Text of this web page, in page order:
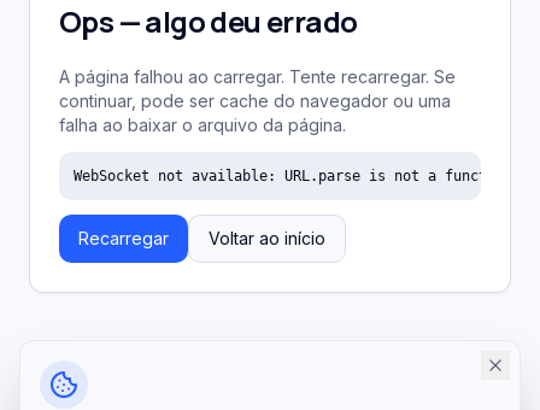
Ops — algo deu errado
A página falhou ao carregar. Tente recarregar. Se
continuar, pode ser cache do navegador ou uma
falha ao baixar o arquivo da página.
WebSocket not available: URL.parse is not a function
Recarregar Voltar ao início